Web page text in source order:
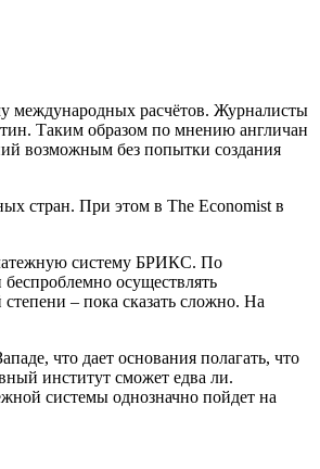
международных расчётов. Журналисты
Таким образом по мнению англичан
возможным без попытки создания
стран. При этом в The Economist в
систему БРИКС. По
осуществлять
– пока сказать сложно. На
что дает основания полагать, что
институт сможет едва ли.
системы однозначно пойдет на